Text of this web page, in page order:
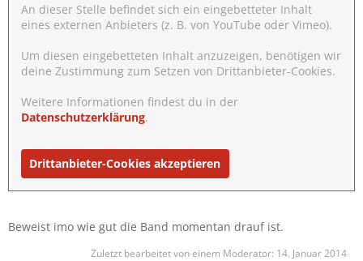
An dieser Stelle befindet sich ein eingebetteter Inhalt
eines externen Anbieters (z. B. von YouTube oder Vimeo).
Um diesen eingebetteten Inhalt anzuzeigen, benötigen wir
deine Zustimmung zum Setzen von Drittanbieter-Cookies.
Weitere Informationen findest du in der
Datenschutzerklärung.
Drittanbieter-Cookies akzeptieren
Beweist imo wie gut die Band momentan drauf ist.
Zuletzt bearbeitet von einem Moderator: 14. Januar 2014